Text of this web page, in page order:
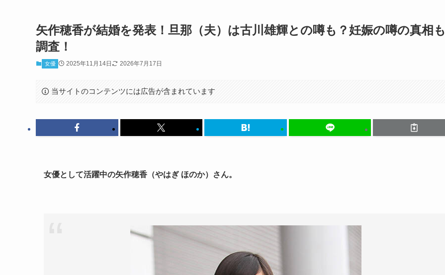
矢作穂香が結婚を発表！旦那（夫）は古川雄輝との噂も？妊娠の噂の真相も
調査！
女優 2025年11月14日 2026年7月17日
当サイトのコンテンツには広告が含まれています
女優として活躍中の矢作穂香（やはぎ ほのか）さん。